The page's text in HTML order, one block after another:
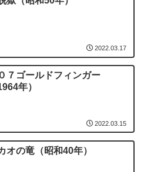
2022.03.17
７ゴールドフィンガー
年）
2022.03.15
オの竜（昭和40年）